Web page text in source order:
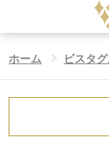
ホテル
ホーム ビスタ
Language